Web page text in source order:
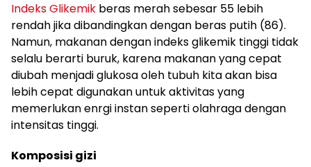
Indeks Glikemik beras merah sebesar 55 lebih
rendah jika dibandingkan dengan beras putih (86).
Namun, makanan dengan indeks glikemik tinggi tidak
selalu berarti buruk, karena makanan yang cepat
diubah menjadi glukosa oleh tubuh kita akan bisa
lebih cepat digunakan untuk aktivitas yang
memerlukan enrgi instan seperti olahraga dengan
intensitas tinggi.
Komposisi gizi